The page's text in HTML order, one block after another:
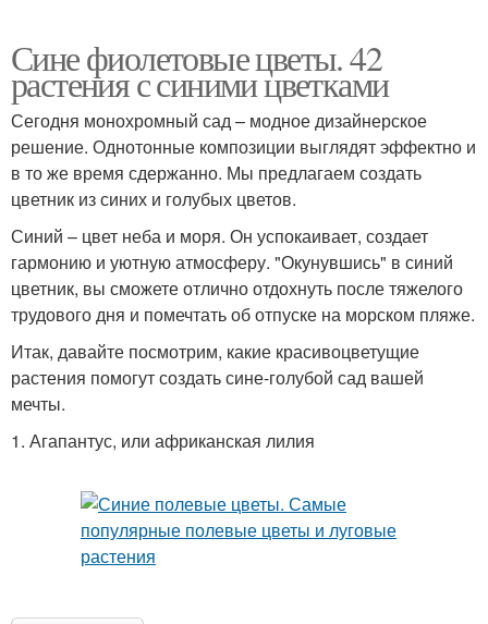
Сине фиолетовые цветы. 42
растения с синими цветками
Сегодня монохромный сад – модное дизайнерское
решение. Однотонные композиции выглядят эффектно и
в то же время сдержанно. Мы предлагаем создать
цветник из синих и голубых цветов.
Синий – цвет неба и моря. Он успокаивает, создает
гармонию и уютную атмосферу. "Окунувшись" в синий
цветник, вы сможете отлично отдохнуть после тяжелого
трудового дня и помечтать об отпуске на морском пляже.
Итак, давайте посмотрим, какие красивоцветущие
растения помогут создать сине-голубой сад вашей
мечты.
1. Агапантус, или африканская лилия